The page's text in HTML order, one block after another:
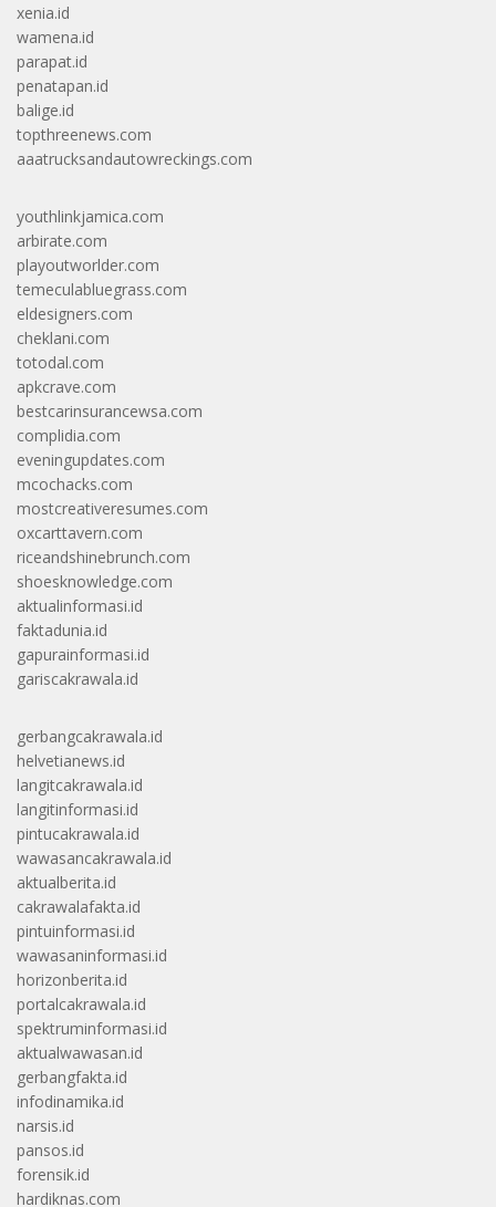
xenia.id
wamena.id
parapat.id
penatapan.id
balige.id
topthreenews.com
aaatrucksandautowreckings.com
youthlinkjamica.com
arbirate.com
playoutworlder.com
temeculabluegrass.com
eldesigners.com
cheklani.com
totodal.com
apkcrave.com
bestcarinsurancewsa.com
complidia.com
eveningupdates.com
mcochacks.com
mostcreativeresumes.com
oxcarttavern.com
riceandshinebrunch.com
shoesknowledge.com
aktualinformasi.id
faktadunia.id
gapurainformasi.id
gariscakrawala.id
gerbangcakrawala.id
helvetianews.id
langitcakrawala.id
langitinformasi.id
pintucakrawala.id
wawasancakrawala.id
aktualberita.id
cakrawalafakta.id
pintuinformasi.id
wawasaninformasi.id
horizonberita.id
portalcakrawala.id
spektruminformasi.id
aktualwawasan.id
gerbangfakta.id
infodinamika.id
narsis.id
pansos.id
forensik.id
hardiknas.com